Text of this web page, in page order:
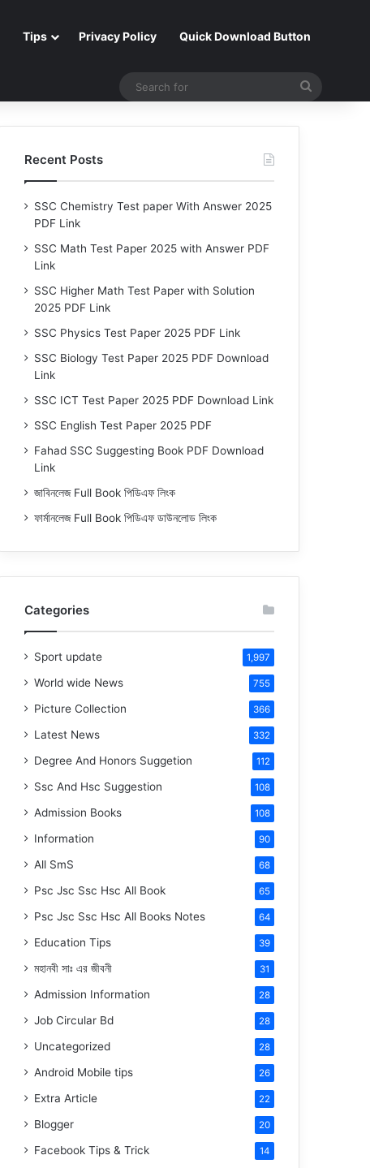
Tips Privacy Policy Quick Download Button
Recent Posts
SSC Chemistry Test paper With Answer 2025
PDF Link
SSC Math Test Paper 2025 with Answer PDF
Link
SSC Higher Math Test Paper with Solution
2025 PDF Link
SSC Physics Test Paper 2025 PDF Link
SSC Biology Test Paper 2025 PDF Download
Link
SSC ICT Test Paper 2025 PDF Download Link
SSC English Test Paper 2025 PDF
Fahad SSC Suggesting Book PDF Download
Link
জাবিনলেজ Full Book পিডিএফ লিংক
ফার্মানলেজ Full Book পিডিএফ ডাউনলোড লিংক
Categories
Sport update 1,997
World wide News 755
Picture Collection 366
Latest News 332
Degree And Honors Suggetion 112
Ssc And Hsc Suggestion 108
Admission Books 108
Information 90
All SmS 68
Psc Jsc Ssc Hsc All Book 65
Psc Jsc Ssc Hsc All Books Notes 64
Education Tips 39
মহানবীসাঃ এর জীবনী 31
Admission Information 28
Job Circular Bd 28
Uncategorized 28
Android Mobile tips 26
Extra Article 22
Blogger 20
Facebook Tips & Trick 14